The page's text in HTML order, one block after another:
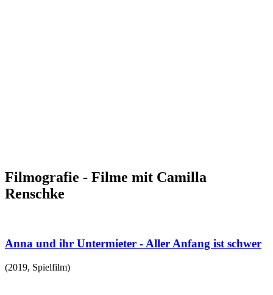
Filmografie - Filme mit Camilla
Renschke
Anna und ihr Untermieter - Aller Anfang ist schwer
(2019, Spielfilm)